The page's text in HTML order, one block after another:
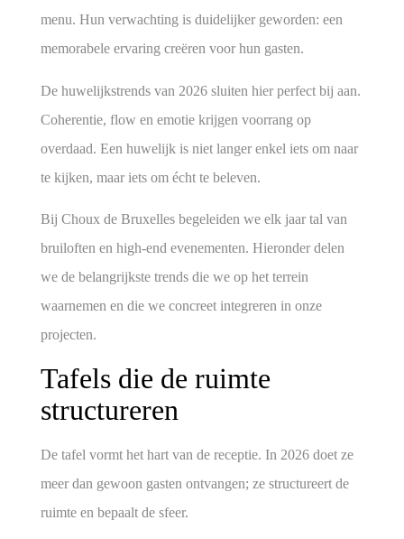
menu. Hun verwachting is duidelijker geworden: een
memorabele ervaring creëren voor hun gasten.
De huwelijkstrends van 2026 sluiten hier perfect bij aan.
Coherentie, flow en emotie krijgen voorrang op
overdaad. Een huwelijk is niet langer enkel iets om naar
te kijken, maar iets om écht te beleven.
Bij Choux de Bruxelles begeleiden we elk jaar tal van
bruiloften en high-end evenementen. Hieronder delen
we de belangrijkste trends die we op het terrein
waarnemen en die we concreet integreren in onze
projecten.
Tafels die de ruimte
structureren
De tafel vormt het hart van de receptie. In 2026 doet ze
meer dan gewoon gasten ontvangen; ze structureert de
ruimte en bepaalt de sfeer.